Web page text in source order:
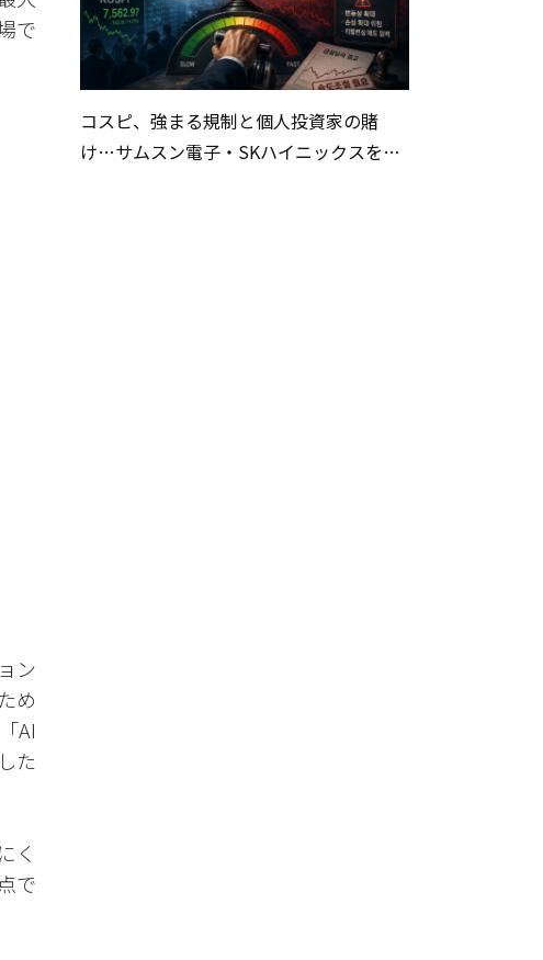
で
ン
め
AI
た
く
で
コスピ、強まる規制と個人投資家の賭
け…サムスン電子・SKハイニックスを巡